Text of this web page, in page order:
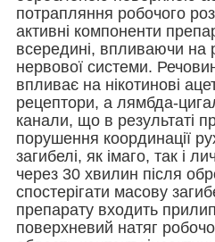
потрапляння робочого
активні компоненти
всередині, впливаючи на
нервової системи.
впливає на нікотинові
рецептори, а лямбда-
канали, що в результаті
порушення координації
загибелі, як імаго, так і
через 30 хвилин після
спостерігати масову
препарату входить
поверхневий натяг